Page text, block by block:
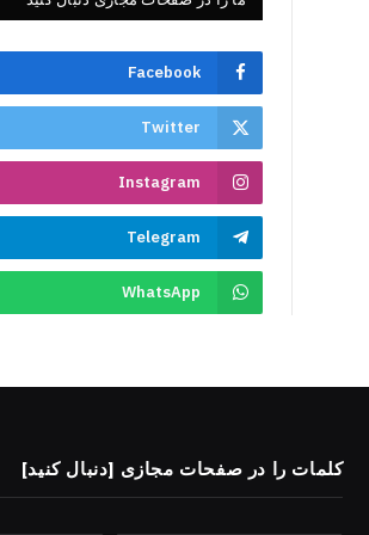
Facebook
Twitter
Instagram
Telegram
WhatsApp
کلمات را در صفحات مجازی [دنبال کنید]